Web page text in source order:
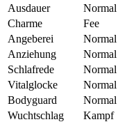
Ausdauer Normal
Charme
Fee
Angeberei
Normal
Anziehung
Normal
Schlafrede
Normal
Vitalglocke
Normal
Bodyguard
Normal
Wuchtschlag
Kampf